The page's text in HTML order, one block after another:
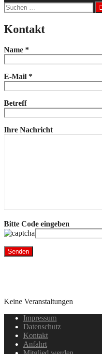
Suchen
nach:
Kontakt
Name *
E-Mail *
Betreff
Ihre Nachricht
Bitte Code eingeben
Keine Veranstaltungen
Impressum
Datenschutz
Kontakt
Anfahrt